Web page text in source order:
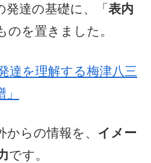
達の基礎に、「 表内
のを置きました。
達を理解する梅津八三
からの情報を、 イメー
です。